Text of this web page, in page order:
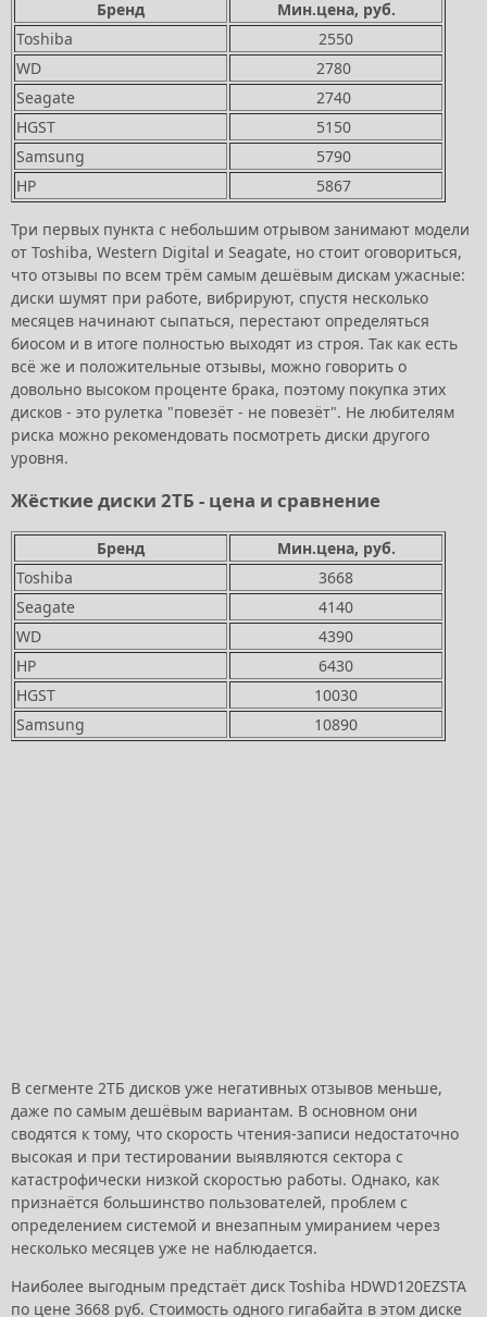
Бренд
Мин.цена, руб.
Toshiba
2550
WD
2780
Seagate
2740
HGST
5150
Samsung
5790
HP
5867
Три первых пункта с небольшим отрывом занимают модели
от Toshiba, Western Digital и Seagate, но стоит оговориться,
что отзывы по всем трём самым дешёвым дискам ужасные:
диски шумят при работе, вибрируют, спустя несколько
месяцев начинают сыпаться, перестают определяться
биосом и в итоге полностью выходят из строя. Так как есть
всё же и положительные отзывы, можно говорить о
довольно высоком проценте брака, поэтому покупка этих
дисков - это рулетка "повезёт - не повезёт". Не любителям
риска можно рекомендовать посмотреть диски другого
уровня.
Жёсткие диски 2ТБ - цена и сравнение
Бренд
Мин.цена, руб.
Toshiba
3668
Seagate
4140
WD
4390
HP
6430
HGST
10030
Samsung
10890
В сегменте 2ТБ дисков уже негативных отзывов меньше,
даже по самым дешёвым вариантам. В основном они
сводятся к тому, что скорость чтения-записи недостаточно
высокая и при тестировании выявляются сектора с
катастрофически низкой скоростью работы. Однако, как
признаётся большинство пользователей, проблем с
определением системой и внезапным умиранием через
несколько месяцев уже не наблюдается.
Наиболее выгодным предстаёт диск Toshiba HDWD120EZSTA
по цене 3668 руб. Стоимость одного гигабайта в этом диске